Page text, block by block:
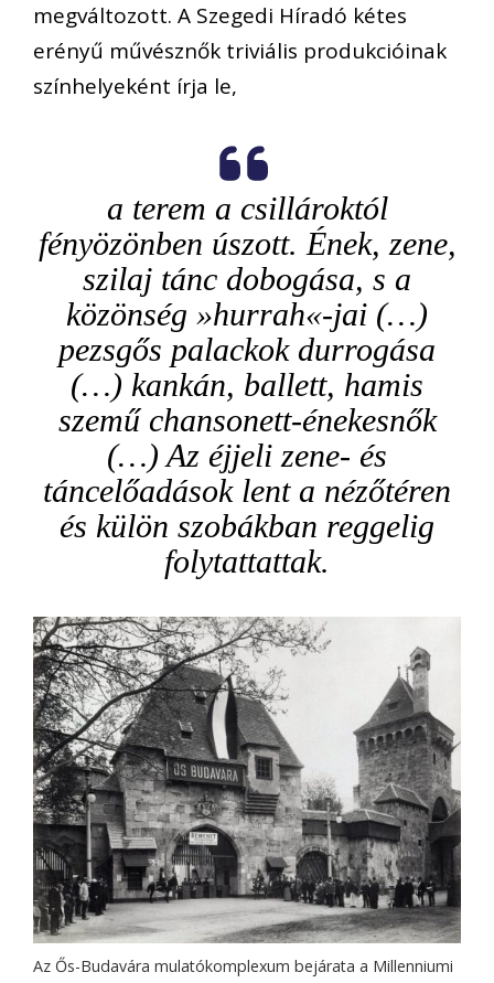
megváltozott. A Szegedi Híradó kétes
erényű művésznők triviális produkcióinak
színhelyeként írja le,
a terem a csillároktól
fényözönben úszott. Ének, zene,
szilaj tánc dobogása, s a
közönség »hurrah«-jai (…)
pezsgős palackok durrogása
(…) kankán, ballett, hamis
szemű chansonett-énekesnők
(…) Az éjjeli zene- és
táncelőadások lent a nézőtéren
és külön szobákban reggelig
folytattattak.
Az Ős-Budavára mulatókomplexum bejárata a Millenniumi